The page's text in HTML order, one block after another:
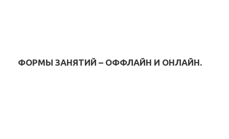
ФОРМЫ ЗАНЯТИЙ – ОФФЛАЙН И ОНЛАЙН.